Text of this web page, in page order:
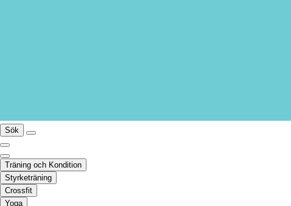
Sök
Träning och Kondition
Styrketräning
Crossfit
Yoga